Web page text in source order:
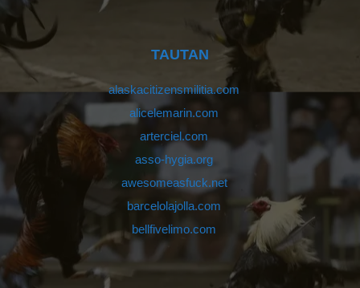
TAUTAN
alaskacitizensmilitia.com
alicelemarin.com
arterciel.com
asso-hygia.org
awesomeasfuck.net
barcelolajolla.com
bellfivelimo.com
buddhismo-pesaro.org